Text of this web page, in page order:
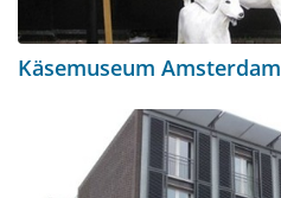
Käsemuseum Amsterdam